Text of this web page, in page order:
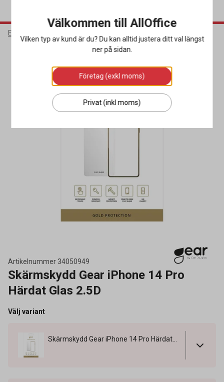
Elektronik
Artikelnummer 34050949
Skärmskydd Gear iPhone 14 Pro
Härdat Glas 2.5D
Välj variant
Skärmskydd Gear iPhone 14 Pro Härdat Glas 2.5D
Välkommen till AllOffice
Vilken typ av kund är du? Du kan alltid justera ditt val längst
ner på sidan.
Företag (exkl moms)
Privat (inkl moms)